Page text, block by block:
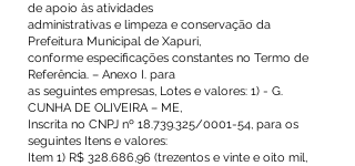
de apoio às atividades
administrativas e limpeza e conservação da
Prefeitura Municipal de Xapuri,
conforme especificações constantes no Termo de
Referência. – Anexo I. para
as seguintes empresas, Lotes e valores: 1) - G.
CUNHA DE OLIVEIRA – ME,
Inscrita no CNPJ nº 18.739.325/0001-54, para os
seguintes Itens e valores:
Item 1) R$ 328.686,96 (trezentos e vinte e oito mil,